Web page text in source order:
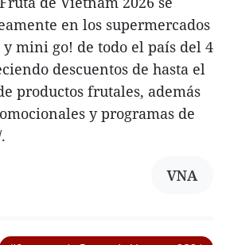
en los supermercados
y mini go! de todo el país del 4
descuentos de hasta el
productos frutales, además
y programas de
VNA